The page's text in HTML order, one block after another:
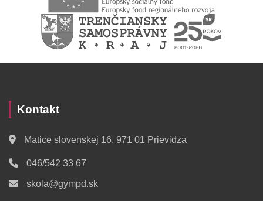
Kontakt
Matice slovenskej 16, 971 01 Prievidza
046/542 33 67
skola@gympd.sk